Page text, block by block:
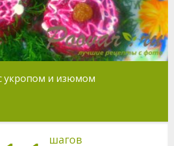
укропом и изюмом
шагов